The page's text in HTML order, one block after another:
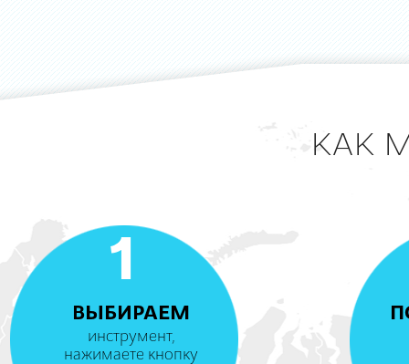
КАК
1
ВЫБИРАЕМ
инструмент,
нажимаете кнопку